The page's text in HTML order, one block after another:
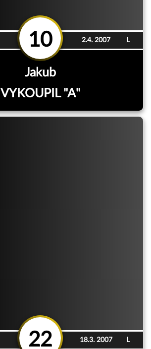
Jakub
VYKOUPIL "A"
10 2.4. 2007 L
22 18.3. 2007 L